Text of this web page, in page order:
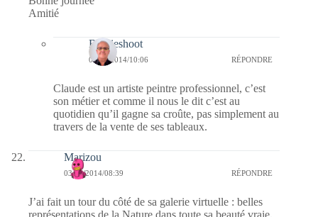
Amitié
Bernieshoot
04/10/2014/10:06 RÉPONDRE
Claude est un artiste peintre professionnel, c’est
son métier et comme il nous le dit c’est au
quotidien qu’il gagne sa croûte, pas simplement au
travers de la vente de ses tableaux.
Marizou
03/10/2014/08:39 RÉPONDRE
J’ai fait un tour du côté de sa galerie virtuelle : belles